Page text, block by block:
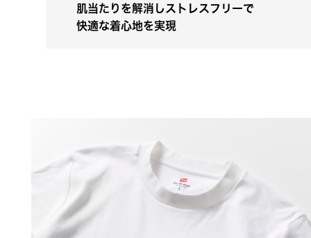
肌当た り を解消 し ス ト レス フ リ ーで
快適な着心地を実現